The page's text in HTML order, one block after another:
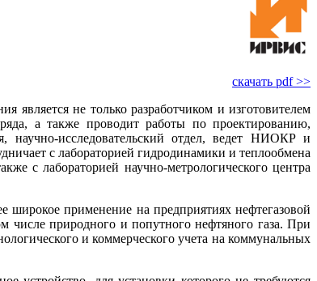
скачать pdf >>
не только разработчиком и изготовителем
а также проводит работы по проектированию,
научно-исследовательский отдел, ведет ­НИОКР и
с лабораторией гидродинамики и теплообмена
с лабораторией научно-метрологического центра
применение на предприятиях нефтегазовой
числе природного и попутного нефтяного га­за. При
и коммерческого учета на коммунальных